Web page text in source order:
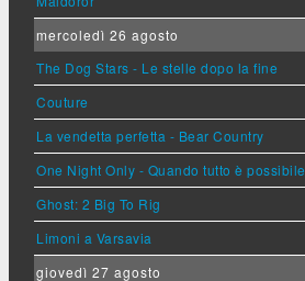
mercoledì 26 agosto
The Dog Stars - Le stelle dopo la fine
Couture
La vendetta perfetta - Bear Country
One Night Only - Quando tutto è possibile
Ghost: 2 Big To Rig
Limoni a Varsavia
giovedì 27 agosto